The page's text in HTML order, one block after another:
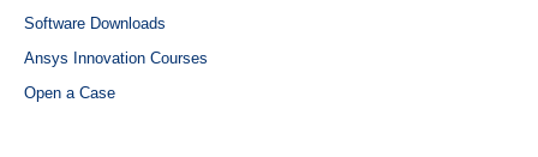
Software Downloads
Ansys Innovation Courses
Open a Case